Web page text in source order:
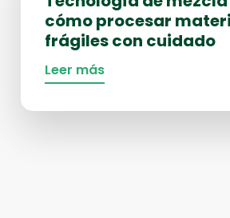
cómo procesar
frágiles con cuidado
Leer más
mezcla
cómo
materiales